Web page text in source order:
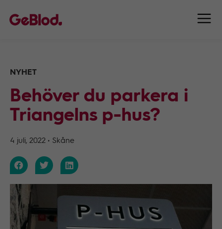
NYHET
Behöver du parkera i
Triangelns p-hus?
4 juli, 2022 • Skåne